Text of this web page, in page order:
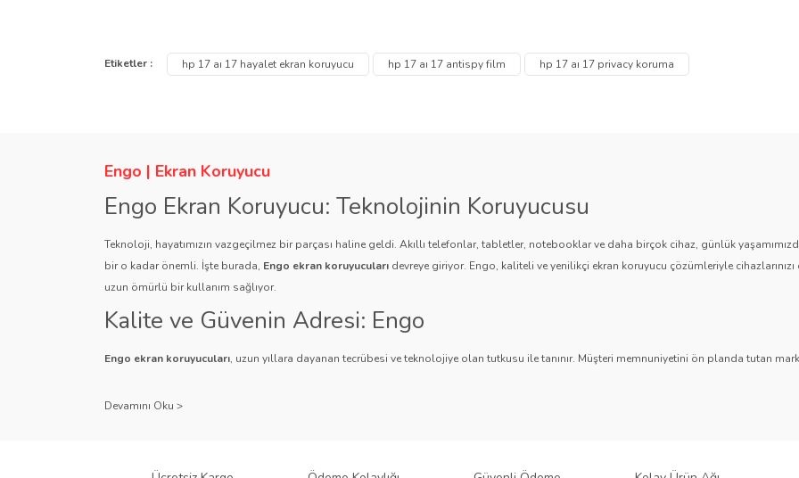
Bu ürüne ilk yorumu siz yapın!
Görüş ve önerileriniz için teşekkür ederiz.
Ürün bilgilerinde hatalar bulunuyor.
Ürün fiyatı diğer sitelerden daha pahalı.
Ürün hakkında henüz soru sorulmamış.
Etiketler : hp 17 aı 17 hayalet ekran koruyucu hp 17 aı 17 antispy film hp 17 aı 17 privacy koruma
Engo | Ekran Koruyucu
Engo Ekran Koruyucu: Teknolojinin Koruyucusu
Teknoloji, hayatımızın vazgeçilmez bir parçası haline geldi. Akıllı telefonlar, tabletler, notebooklar ve daha birçok cihaz, günlük
bir o kadar önemli. İşte burada, Engo ekran koruyucuları devreye giriyor. Engo, kaliteli ve yenilikçi ekran koruyucu çözümleriyle
uzun ömürlü bir kullanım sağlıyor.
Kalite ve Güvenin Adresi: Engo
Engo ekran koruyucuları, uzun yıllara dayanan tecrübesi ve teknolojiye olan tutkusu ile tanınır. Müşteri memnuniyetini ön planda tutan
Çeşitlilik ve Uyum: Engo Ekran Koruyucuları
gibi çeşitli türlerle Engo, cihazlarınız için mükemmel uyumu sağlar. Akıllı telefonlardan tabletlere, notebooklardan akıllı saatlere, araç